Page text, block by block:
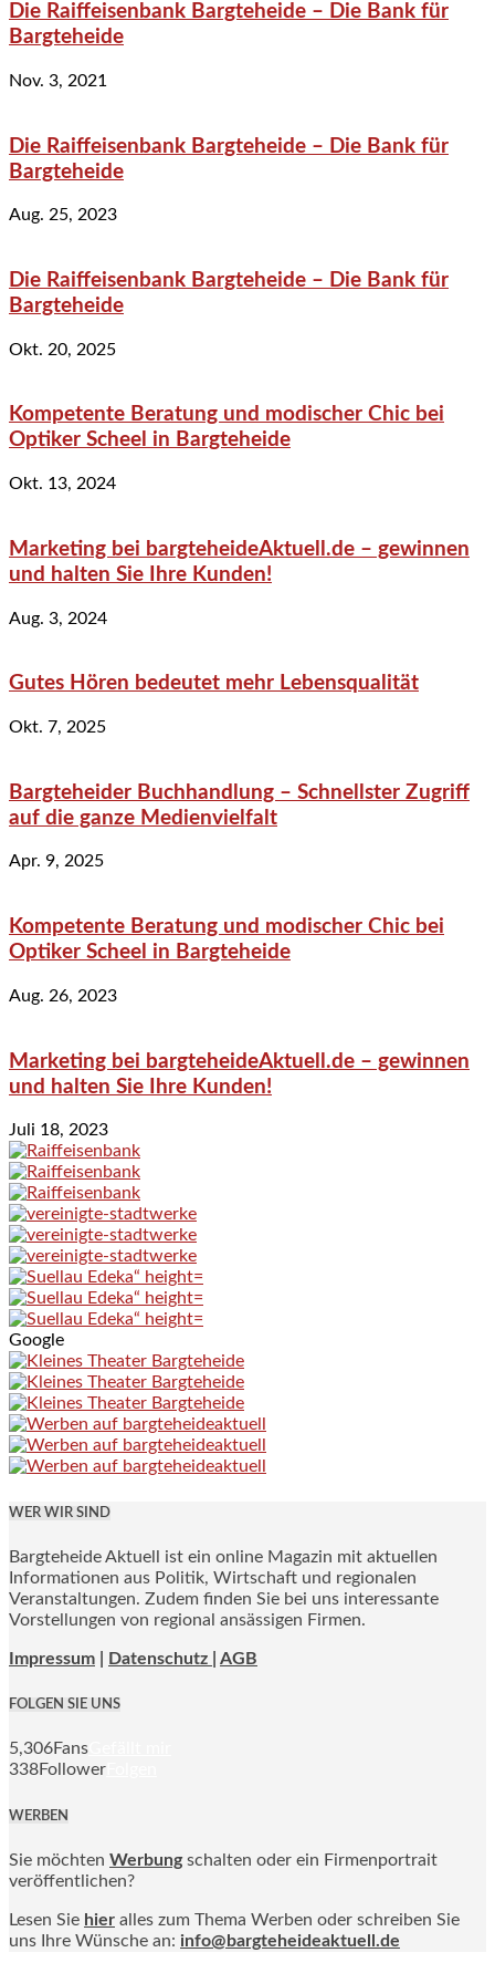
Die Raiffeisenbank Bargteheide – Die Bank für
Bargteheide
Nov. 3, 2021
Die Raiffeisenbank Bargteheide – Die Bank für
Bargteheide
Aug. 25, 2023
Die Raiffeisenbank Bargteheide – Die Bank für
Bargteheide
Okt. 20, 2025
Kompetente Beratung und modischer Chic bei
Optiker Scheel in Bargteheide
Okt. 13, 2024
Marketing bei bargteheideAktuell.de – gewinnen
und halten Sie Ihre Kunden!
Aug. 3, 2024
Gutes Hören bedeutet mehr Lebensqualität
Okt. 7, 2025
Bargteheider Buchhandlung – Schnellster Zugriff
auf die ganze Medienvielfalt
Apr. 9, 2025
Kompetente Beratung und modischer Chic bei
Optiker Scheel in Bargteheide
Aug. 26, 2023
Marketing bei bargteheideAktuell.de – gewinnen
und halten Sie Ihre Kunden!
Juli 18, 2023
Google
WER WIR SIND
Bargteheide Aktuell ist ein online Magazin mit aktuellen
Informationen aus Politik, Wirtschaft und regionalen
Veranstaltungen. Zudem finden Sie bei uns interessante
Vorstellungen von regional ansässigen Firmen.
Impressum Datenschutz | AGB
FOLGEN SIE UNS
5,306Fans
338Follower
WERBEN
Sie möchten Werbung schalten oder ein Firmenportrait
veröffentlichen?
Lesen Sie hier alles zum Thema Werben oder schreiben Sie
uns Ihre Wünsche an: info@bargteheideaktuell.de